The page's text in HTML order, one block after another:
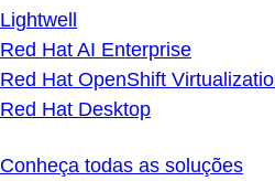
Lightwell
Red Hat AI Enterprise
Red Hat OpenShift
Red Hat Desktop
Conheça todas as soluções